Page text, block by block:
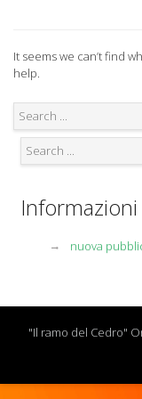
It seems we can’t find
help.
nuova
"Il ramo del Cedro"